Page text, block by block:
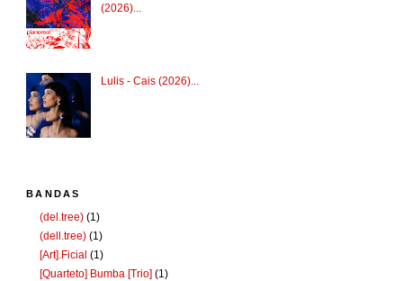
(2026)...
Lulis - Cais (2026)...
BANDAS
(del.tree) (1)
(dell.tree) (1)
[Art].Ficial (1)
[Quarteto] Bumba [Trio] (1)